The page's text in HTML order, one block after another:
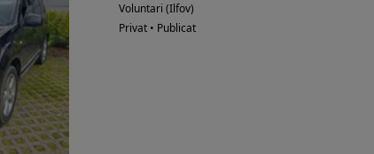
Voluntari (Ilfov)
Privat • Publicat